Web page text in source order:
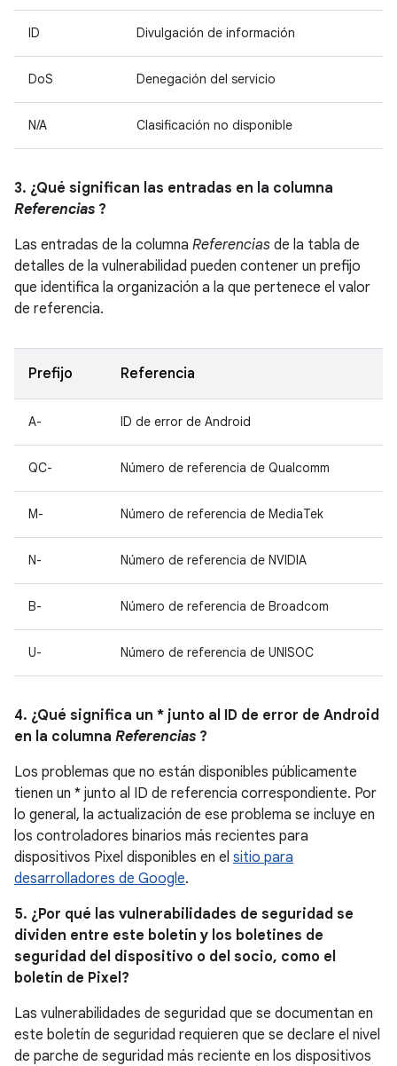
ID Divulgación de información
DoS Denegación del servicio
N/A Clasificación no disponible
3. ¿Qué significan las entradas en la columna
Referencias ?
Las entradas de la columna Referencias de la tabla de
detalles de la vulnerabilidad pueden contener un prefijo
que identifica la organización a la que pertenece el valor
de referencia.
Prefijo Referencia
A- ID de error de Android
QC- Número de referencia de Qualcomm
M- Número de referencia de MediaTek
N- Número de referencia de NVIDIA
B- Número de referencia de Broadcom
U- Número de referencia de UNISOC
4. ¿Qué significa un * junto al ID de error de Android
en la columna Referencias ?
Los problemas que no están disponibles públicamente
tienen un * junto al ID de referencia correspondiente. Por
lo general, la actualización de ese problema se incluye en
los controladores binarios más recientes para
dispositivos Pixel disponibles en el sitio para
desarrolladores de Google.
5. ¿Por qué las vulnerabilidades de seguridad se
dividen entre este boletín y los boletines de
seguridad del dispositivo o del socio, como el
boletín de Pixel?
Las vulnerabilidades de seguridad que se documentan en
este boletín de seguridad requieren que se declare el nivel
de parche de seguridad más reciente en los dispositivos